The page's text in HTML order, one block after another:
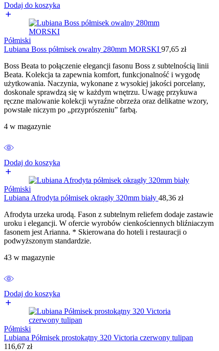
Dodaj do koszyka
Półmiski
Lubiana Boss półmisek owalny 280mm MORSKI 97,65 zł
Boss Beata to połączenie elegancji fasonu Boss z subtelnością linii
Beata. Kolekcja ta zapewnia komfort, funkcjonalność i wygodę
użytkowania. Naczynia, wykonane z wysokiej jakości porcelany,
doskonale sprawdzą się w każdym wnętrzu. Uwagę przykuwa
ręczne malowanie kolekcji wyraźne obrzeża oraz delikatne wzory,
powstałe niczym po „przyprószeniu” farbą.
4 w magazynie
Dodaj do koszyka
Półmiski
Lubiana Afrodyta półmisek okrągły 320mm biały 48,36 zł
Afrodyta urzeka urodą. Fason z subtelnym reliefem dodaje zastawie
uroku i elegancji. W ofercie wyrobów cienkościennych bliźniaczym
fasonem jest Arianna. * Skierowana do hoteli i restauracji o
podwyższonym standardzie.
43 w magazynie
Dodaj do koszyka
Półmiski
Lubiana Półmisek prostokątny 320 Victoria czerwony tulipan
116,67 zł